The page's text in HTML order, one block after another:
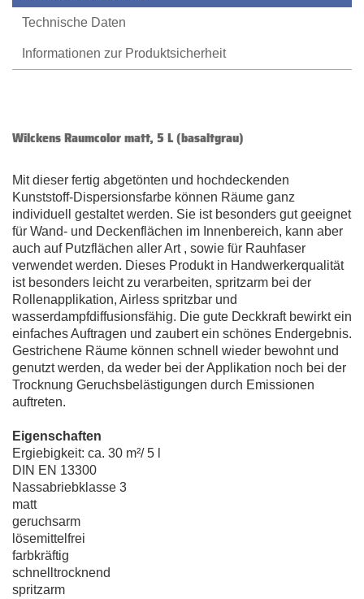
Technische Daten
Informationen zur Produktsicherheit
Wilckens Raumcolor matt, 5 L (basaltgrau)
Mit dieser fertig abgetönten und hochdeckenden
Kunststoff-Dispersionsfarbe können Räume ganz
individuell gestaltet werden. Sie ist besonders gut geeignet
für Wand- und Deckenflächen im Innenbereich, kann aber
auch auf Putzflächen aller Art , sowie für Rauhfaser
verwendet werden. Dieses Produkt in Handwerkerqualität
ist besonders leicht zu verarbeiten, spritzarm bei der
Rollenapplikation, Airless spritzbar und
wasserdampfdiffusionsfähig. Die gute Deckkraft bewirkt ein
einfaches Auftragen und zaubert ein schönes Endergebnis.
Gestrichene Räume können schnell wieder bewohnt und
genutzt werden, da weder bei der Applikation noch bei der
Trocknung Geruchsbelästigungen durch Emissionen
auftreten.
Eigenschaften
Ergiebigkeit: ca. 30 m²/ 5 l
DIN EN 13300
Nassabriebklasse 3
matt
geruchsarm
lösemittelfrei
farbkräftig
schnelltrocknend
spritzarm